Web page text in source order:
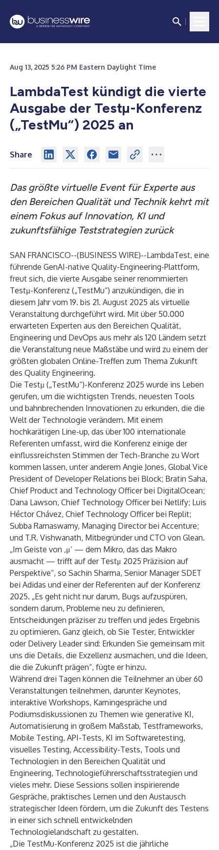
Aug 13, 2025 5:26 PM Eastern Daylight Time
LambdaTest kündigt die vierte
Ausgabe der Testµ-Konferenz
(„TestMu“) 2025 an
Share
Das größte virtuelle Event für Experte aus
den Bereichen Qualität und Technik kehrt mit
einem Fokus auf Innovation, KI und
zukunftsfähige Teststrategien zurück
SAN FRANCISCO--(BUSINESS WIRE)--LambdaTest, eine
führende GenAI-native Quality-Engineering-Plattform,
freut sich, die vierte Ausgabe seiner renommierten
Testµ-Konferenz („TestMu“) anzukündigen, die in
diesem Jahr vom 19. bis 21. August 2025 als virtuelle
Veranstaltung durchgeführt wird. Mit über 50.000
erwarteten Experten aus den Bereichen Qualität,
Engineering und DevOps aus mehr als 120 Ländern setzt
die Veranstaltung neue Maßstäbe und wird zu einem der
größten globalen Online-Treffen zum Thema Zukunft
des Quality Engineering.
Die Testµ („TestMu“)-Konferenz 2025 wurde ins Leben
gerufen, um die wichtigsten Trends, neuesten Tools
und bahnbrechenden Innovationen zu erkunden, die die
Welt der Technologie verändern. Mit einem
hochkarätigen Line-up, das über 100 internationale
Referenten umfasst, wird die Konferenz einige der
einflussreichsten Stimmen der Tech-Branche zu Wort
kommen lassen, unter anderem Angie Jones, Global Vice
President of Developer Relations bei Block; Bratin Saha,
Chief Product and Technology Officer bei DigitalOcean;
Dana Lawson, Chief Technology Officer bei Netlify; Luis
Héctor Chávez, Chief Technology Officer bei Replit;
Subba Ramaswamy, Managing Director bei Accenture;
und T.R. Vishwanath, Mitbegründer und CTO von Glean.
„Im Geiste von ‚μ‘ — dem Mikro, das das Makro
ausmacht — trifft auf der Testμ 2025 Präzision auf
Perspektive“, so Sachin Sharma, Senior Manager SDET
bei Adidas und einer der Referenten auf der Konferenz
2025. „Es geht nicht nur darum, Bugs aufzuspüren,
sondern darum, Probleme neu zu definieren,
Entscheidungen präziser zu treffen und jedes Ergebnis
zu optimieren. Ganz gleich, ob Sie Tester, Entwickler
oder Delivery Leader sind: Erkunden Sie gemeinsam mit
uns die Details, die Exzellenz ausmachen, und die Ideen,
die die Zukunft prägen“, fügte er hinzu.
Während drei Tagen können die Teilnehmer an über 60
Veranstaltungen teilnehmen, darunter Keynotes,
interaktive Workshops, Kamingespräche und
Podiumsdiskussionen zu Themen wie generative KI,
Automatisierung in großem Maßstab, Testframeworks,
Mobile Testing, API-Tests, KI im Softwaretesting,
visuelles Testing, Accessibility-Tests, Tools und
Technologien in den Bereichen Qualität und
Engineering, Technologieführerschaftsstrategien und
vieles mehr. Diese Sessions sollen inspirierende
Gespräche, praktisches Lernen und den Austausch
strategischer Ideen fördern, um die Zukunft des Testens
in einer sich schnell entwickelnden
Technologielandschaft zu gestalten.
„Die TestMu-Konferenz 2025 ist die jährliche